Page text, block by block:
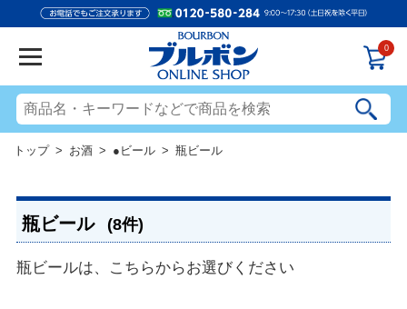
0
トップ> お酒 > ●ビール > 瓶ビール
瓶ビール (8件)
瓶ビールは、こちらからお選びください